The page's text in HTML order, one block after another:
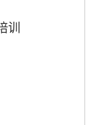
训